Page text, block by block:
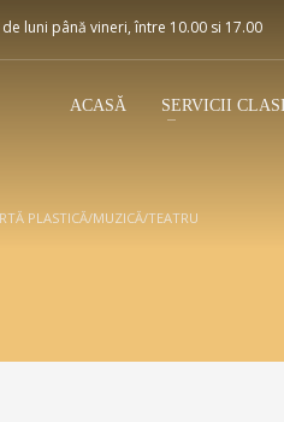
de luni până vineri, între 10.00 si 17.00
ACASĂ SERVICII
PLASTICĂ/MUZICĂ/TEATRU